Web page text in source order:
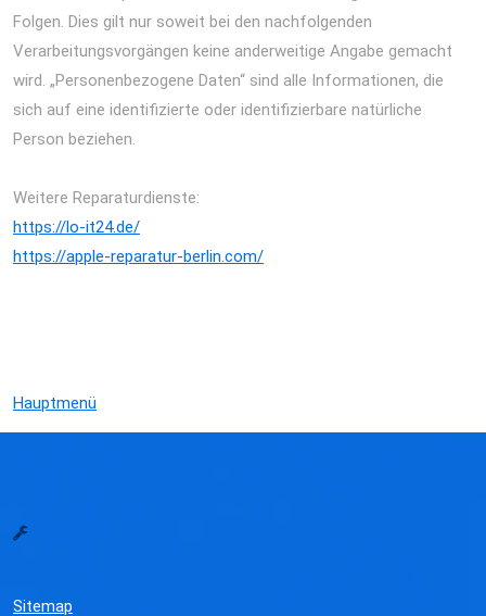
Folgen. Dies gilt nur soweit bei den nachfolgenden
Verarbeitungsvorgängen keine anderweitige Angabe gemacht
wird. „Personenbezogene Daten“ sind alle Informationen, die
sich auf eine identifizierte oder identifizierbare natürliche
Person beziehen.
Weitere Reparaturdienste:
https://lo-it24.de/
https://apple-reparatur-berlin.com/
Hauptmenü
Sitemap